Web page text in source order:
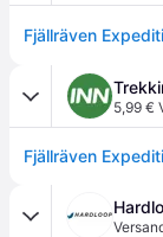
5,99 €